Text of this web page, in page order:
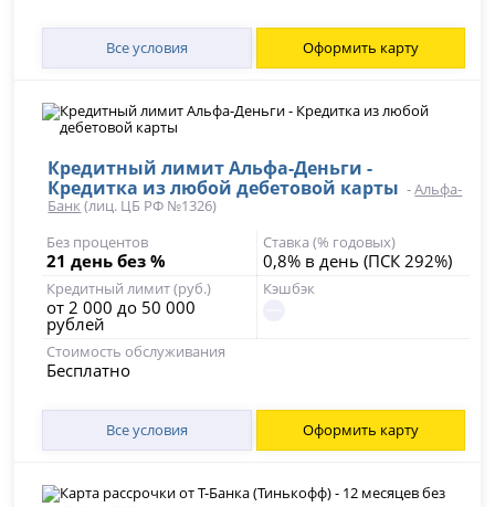
Все условия Оформить карту
Кредитный лимит Альфа-Деньги -
Кредитка из любой дебетовой карты -Альфа-
Банк (лиц. ЦБ РФ №1326)
Без процентов
21 день без %
Ставка (% годовых)
0,8% в день (ПСК 292%)
Кредитный лимит (руб.)
от 2 000 до 50 000
рублей
Кэшбэк
Стоимость обслуживания
Бесплатно
Все условия Оформить карту